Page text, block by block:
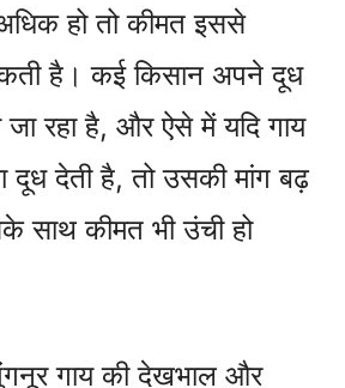
अधिक हो तो कीमत इससे
है। कई किसान अपने दूध
जा रहा है, और ऐसे में यदि गाय
दूध देती है, तो उसकी मांग बढ़
साथ कीमत भी उंची हो
गाय की देखभाल और